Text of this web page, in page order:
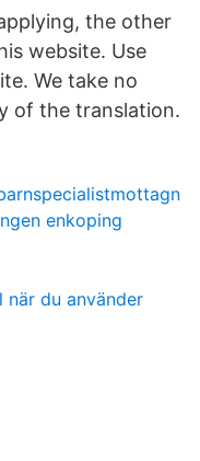
the other
website. Use
We take no
of the translation.
enkoping
när du använder